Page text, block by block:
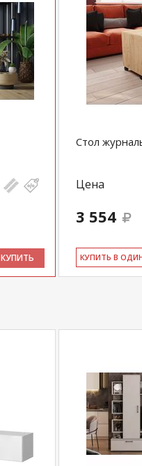
КУПИТЬ
Стол
Цена
3 554
КУ­ПИТЬ В